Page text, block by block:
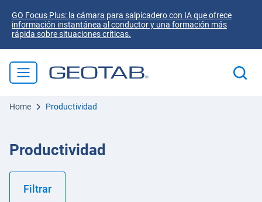
GO Focus Plus: la cámara para salpicadero con IA que ofrece
información instantánea al conductor y una formación más
rápida sobre situaciones críticas.
Home Productividad
Productividad
Filtrar